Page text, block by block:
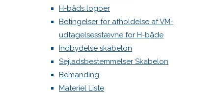
H-båds logoer
Betingelser for afholdelse af VM-
udtagelsesstævne for H-både
Indbydelse skabelon
Sejladsbestemmelser Skabelon
Bemanding
Materiel Liste
om
dage.